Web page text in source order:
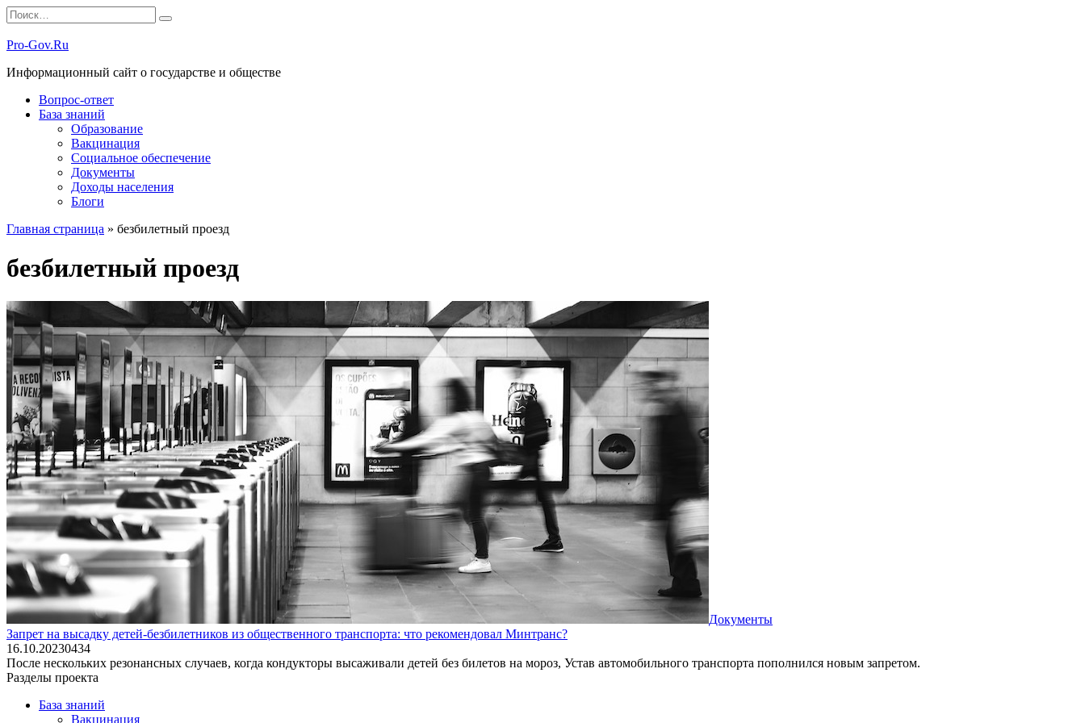
Перейти
к
содержанию
Search
for:
Pro-Gov.Ru
Информационный сайт о государстве и обществе
Вопрос-ответ
База знаний
Образование
Вакцинация
Социальное обеспечение
Документы
Доходы населения
Блоги
Главная страница » безбилетный проезд
безбилетный проезд
Документы
Запрет на высадку детей-безбилетников из общественного транспорта: что рекомендовал Минтранс?
16.10.20230434
После нескольких резонансных случаев, когда кондукторы высаживали детей без билетов на мороз, Устав автомобильного транспорта пополнился новым запретом.
Разделы проекта
База знаний
Вакцинация